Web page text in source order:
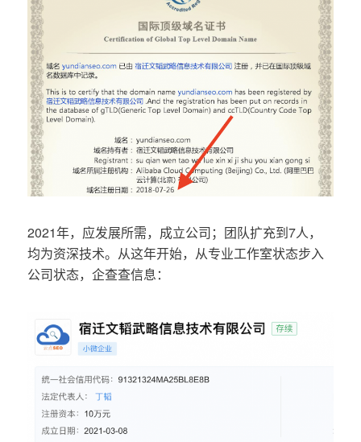
2021年，应发展所需，成立公司；团队扩充到7人，
均为资深技术。从这年开始，从专业工作室状态步入
公司状态，企查查信息：